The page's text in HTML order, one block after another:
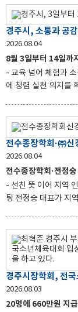
방제 비용 부담을 줄이기 위해 추진된
지역농협이 각각 9
비를 투입해 단기간
높일 계획이다. 앞서 경주시는 지난 7월 20일부터 8월 1일까지 드론 123대,
무인헬기 20대, 광역
9,711㏊에 대한 1차 공동방제를 마
38억 원을 투입해 벼
경주시, 소통과 공
2026.08.04
8월 3일부터 14일까
- 교육 넘어 체험과 소통으로
에 청렴 실천 의지를
이 일상에서 청렴의
록 다양한 참여형 프로그램으로 마련
청렴 메시지를 전달하는 ‘청렴방
행한다. 오는 7일에는 ‘부시장과 함께하는 청렴소통 캠페인’을 열어 직원들
과 청렴 실천과 조직
2026.08.04
전수종장학회·전정
- 선친 뜻 이어 지역 인재 육성 나눔 실
팅 전정숭 대표가 지
이어 5,000만원을 보태며 마련됐다. 故전수
를 지역 인재 육성을 위한 장
탕으로 1996년부터
5,300만원의 장학금을 지원한 바 있다.
면에 있는 건설재해 예방 및 안
서 남기신 뜻을 이어
경주시장학회, 전
2026.08.03
20명에 660만원 지